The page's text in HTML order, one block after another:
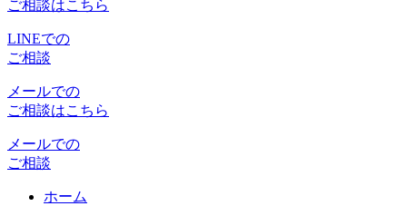
ご相談はこちら
LINEでの
ご相談
メールでの
ご相談はこちら
メールでの
ご相談
ホーム